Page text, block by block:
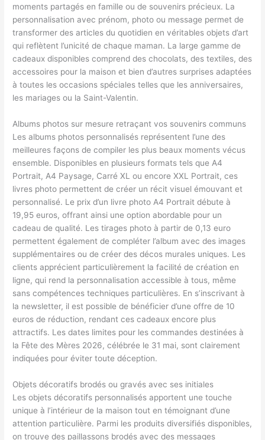
moments partagés en famille ou de souvenirs précieux. La
personnalisation avec prénom, photo ou message permet de
transformer des articles du quotidien en véritables objets d’art
qui reflètent l’unicité de chaque maman. La large gamme de
cadeaux disponibles comprend des chocolats, des textiles, des
accessoires pour la maison et bien d’autres surprises adaptées
à toutes les occasions spéciales telles que les anniversaires,
les mariages ou la Saint-Valentin.
Albums photos sur mesure retraçant vos souvenirs communs
Les albums photos personnalisés représentent l’une des
meilleures façons de compiler les plus beaux moments vécus
ensemble. Disponibles en plusieurs formats tels que A4
Portrait, A4 Paysage, Carré XL ou encore XXL Portrait, ces
livres photo permettent de créer un récit visuel émouvant et
personnalisé. Le prix d’un livre photo A4 Portrait débute à
19,95 euros, offrant ainsi une option abordable pour un
cadeau de qualité. Les tirages photo à partir de 0,13 euro
permettent également de compléter l’album avec des images
supplémentaires ou de créer des décos murales uniques. Les
clients apprécient particulièrement la facilité de création en
ligne, qui rend la personnalisation accessible à tous, même
sans compétences techniques particulières. En s’inscrivant à
la newsletter, il est possible de bénéficier d’une offre de 10
euros de réduction, rendant ces cadeaux encore plus
attractifs. Les dates limites pour les commandes destinées à
la Fête des Mères 2026, célébrée le 31 mai, sont clairement
indiquées pour éviter toute déception.
Objets décoratifs brodés ou gravés avec ses initiales
Les objets décoratifs personnalisés apportent une touche
unique à l’intérieur de la maison tout en témoignant d’une
attention particulière. Parmi les produits diversifiés disponibles,
on trouve des paillassons brodés avec des messages